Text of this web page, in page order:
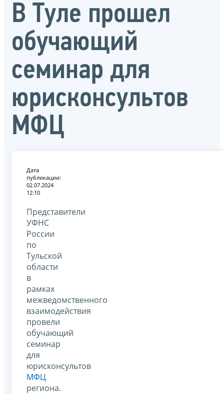
В Туле прошел
обучающий
семинар для
юрисконсультов
МФЦ
Дата
публикации:
02.07.2024
12:10
Представители
УФНС
России
по
Тульской
области
в
рамках
межведомственного
взаимодействия
провели
обучающий
семинар
для
юрисконсультов
МФЦ
региона.